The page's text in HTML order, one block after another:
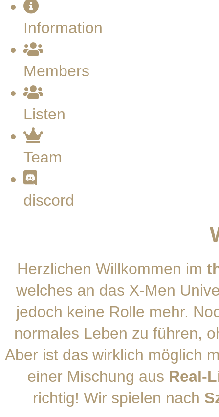
Information
Members
Listen
Team
discord
Herzlichen Willkommen im
welches an das X-Men
jedoch keine Rolle mehr.
normales Leben zu führen,
Aber ist das wirklich möglich
einer Mischung aus Real-
richtig! Wir spielen nach